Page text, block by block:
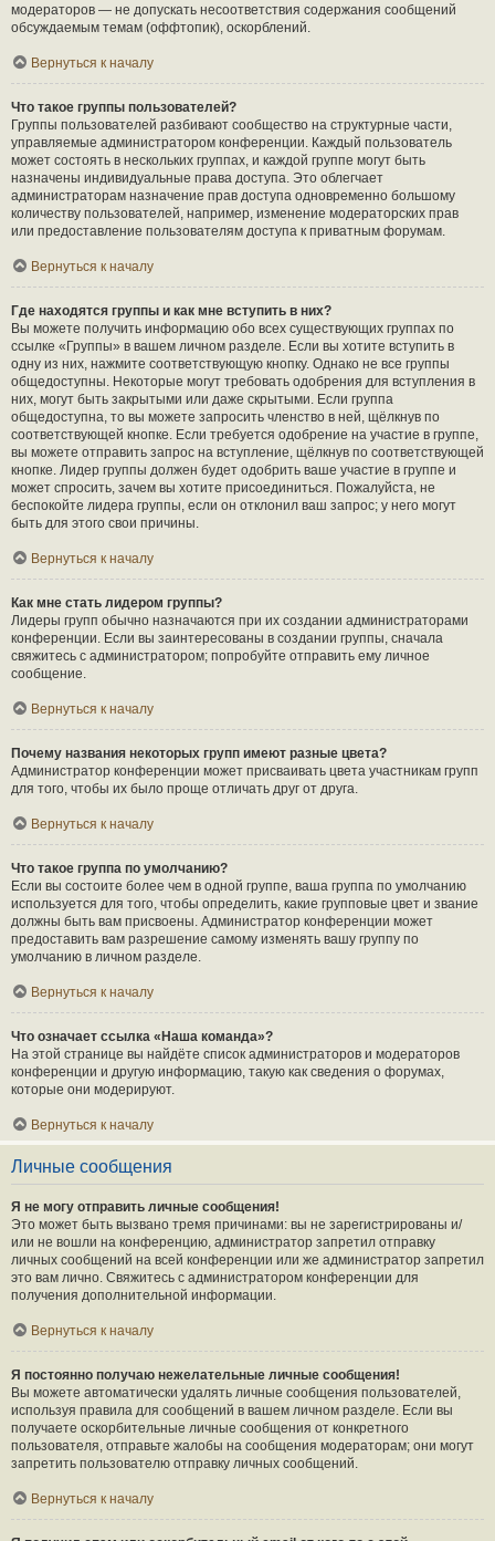
модераторов — не допускать несоответствия содержания сообщений
обсуждаемым темам (оффтопик), оскорблений.
Вернуться к началу
Что такое группы пользователей?
Группы пользователей разбивают сообщество на структурные части,
управляемые администратором конференции. Каждый пользователь
может состоять в нескольких группах, и каждой группе могут быть
назначены индивидуальные права доступа. Это облегчает
администраторам назначение прав доступа одновременно большому
количеству пользователей, например, изменение модераторских прав
или предоставление пользователям доступа к приватным форумам.
Вернуться к началу
Где находятся группы и как мне вступить в них?
Вы можете получить информацию обо всех существующих группах по
ссылке «Группы» в вашем личном разделе. Если вы хотите вступить в
одну из них, нажмите соответствующую кнопку. Однако не все группы
общедоступны. Некоторые могут требовать одобрения для вступления в
них, могут быть закрытыми или даже скрытыми. Если группа
общедоступна, то вы можете запросить членство в ней, щёлкнув по
соответствующей кнопке. Если требуется одобрение на участие в группе,
вы можете отправить запрос на вступление, щёлкнув по соответствующей
кнопке. Лидер группы должен будет одобрить ваше участие в группе и
может спросить, зачем вы хотите присоединиться. Пожалуйста, не
беспокойте лидера группы, если он отклонил ваш запрос; у него могут
быть для этого свои причины.
Вернуться к началу
Как мне стать лидером группы?
Лидеры групп обычно назначаются при их создании администраторами
конференции. Если вы заинтересованы в создании группы, сначала
свяжитесь с администратором; попробуйте отправить ему личное
сообщение.
Вернуться к началу
Почему названия некоторых групп имеют разные цвета?
Администратор конференции может присваивать цвета участникам групп
для того, чтобы их было проще отличать друг от друга.
Вернуться к началу
Что такое группа по умолчанию?
Если вы состоите более чем в одной группе, ваша группа по умолчанию
используется для того, чтобы определить, какие групповые цвет и звание
должны быть вам присвоены. Администратор конференции может
предоставить вам разрешение самому изменять вашу группу по
умолчанию в личном разделе.
Вернуться к началу
Что означает ссылка «Наша команда»?
На этой странице вы найдёте список администраторов и модераторов
конференции и другую информацию, такую как сведения о форумах,
которые они модерируют.
Вернуться к началу
Личные сообщения
Я не могу отправить личные сообщения!
Это может быть вызвано тремя причинами: вы не зарегистрированы и/
или не вошли на конференцию, администратор запретил отправку
личных сообщений на всей конференции или же администратор запретил
это вам лично. Свяжитесь с администратором конференции для
получения дополнительной информации.
Вернуться к началу
Я постоянно получаю нежелательные личные сообщения!
Вы можете автоматически удалять личные сообщения пользователей,
используя правила для сообщений в вашем личном разделе. Если вы
получаете оскорбительные личные сообщения от конкретного
пользователя, отправьте жалобы на сообщения модераторам; они могут
запретить пользователю отправку личных сообщений.
Вернуться к началу